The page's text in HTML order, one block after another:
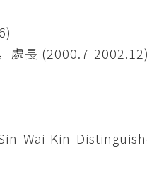
處長 (2000.7-2002.12)
Wai-Kin